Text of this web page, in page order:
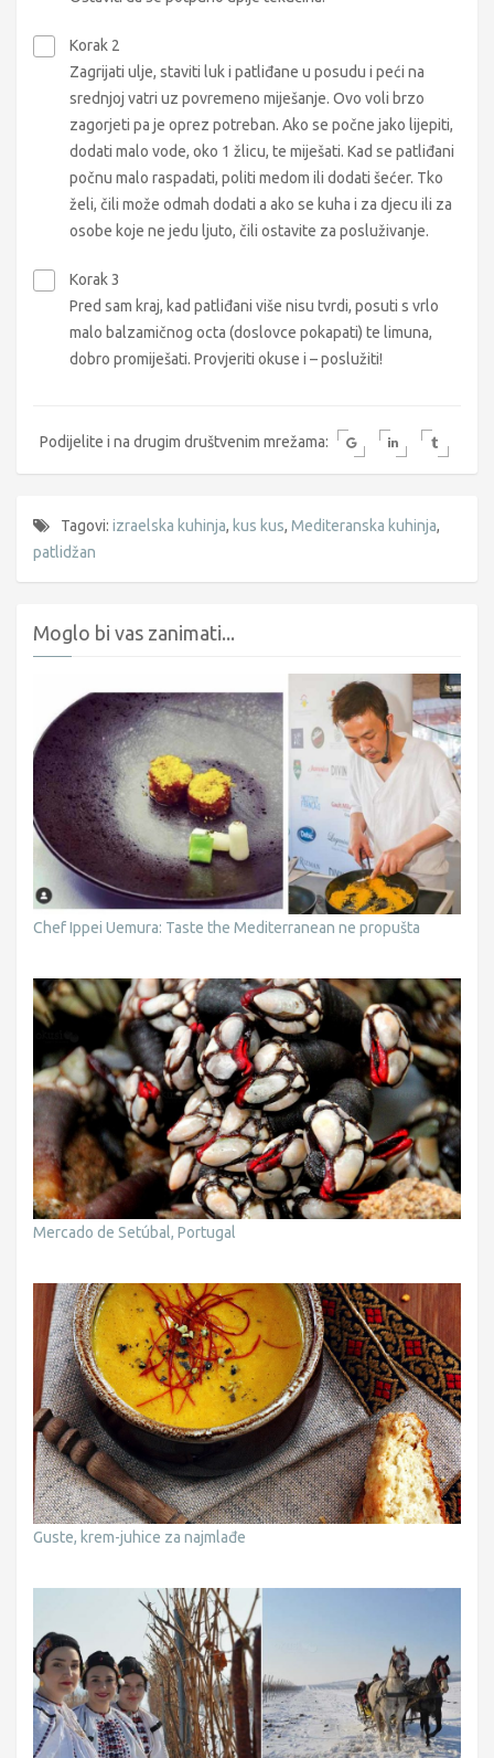
Korak 2
Zagrijati ulje, staviti luk i patliđane u posudu i peći na
srednjoj vatri uz povremeno miješanje. Ovo voli brzo
zagorjeti pa je oprez potreban. Ako se počne jako lijepiti,
dodati malo vode, oko 1 žlicu, te miješati. Kad se patliđani
počnu malo raspadati, politi medom ili dodati šećer. Tko
želi, čili može odmah dodati a ako se kuha i za djecu ili za
osobe koje ne jedu ljuto, čili ostavite za posluživanje.
Korak 3
Pred sam kraj, kad patliđani više nisu tvrdi, posuti s vrlo
malo balzamičnog octa (doslovce pokapati) te limuna,
dobro promiješati. Provjeriti okuse i – poslužiti!
Podijelite i na drugim društvenim mrežama:
Tagovi: izraelska kuhinja, kus kus, Mediteranska kuhinja,
patlidžan
Moglo bi vas zanimati...
Chef Ippei Uemura: Taste the Mediterranean ne propušta
Mercado de Setúbal, Portugal
Guste, krem-juhice za najmlađe